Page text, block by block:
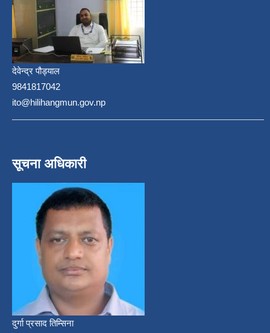
देवेन्द्र पौड्याल
9841817042
ito@hilihangmun.gov.np
सूचना अधिकारी
दुर्गा प्रसाद तिम्सिना